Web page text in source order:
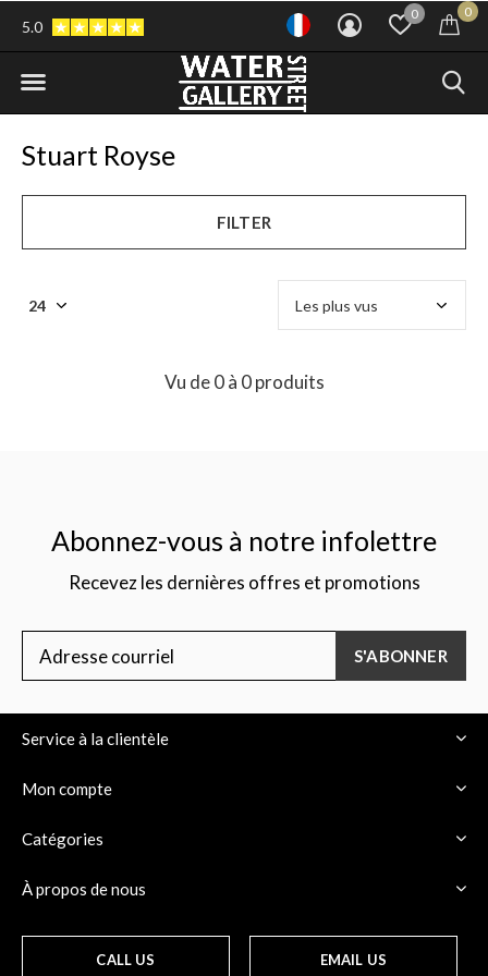
0 0
5.0
Stuart Royse
FILTER
Vu de 0 à 0 produits
Abonnez-vous à notre infolettre
Recevez les dernières offres et promotions
S'ABONNER
Service à la clientèle
Mon compte
Catégories
À propos de nous
CALL US EMAIL US